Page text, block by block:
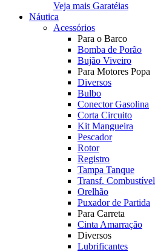
Veja mais Garatéias
Náutica
Acessórios
Para o Barco
Bomba de Porão
Bujão Viveiro
Para Motores Popa
Diversos
Bulbo
Conector Gasolina
Corta Circuito
Kit Mangueira
Pescador
Rotor
Registro
Tampa Tanque
Transf. Combustível
Orelhão
Puxador de Partida
Para Carreta
Cinta Amarração
Diversos
Lubrificantes